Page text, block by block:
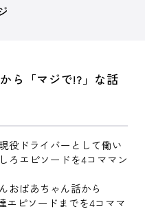
ら「マジで!?」な話
役ドライバーとして働い
ろエピソードを4コママン
おばあちゃん話から
エピソードまでを4コママ